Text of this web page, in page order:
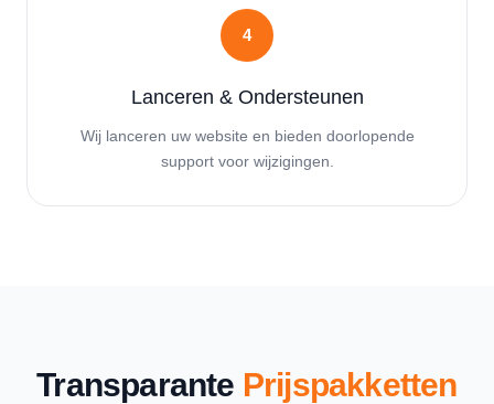
4
Lanceren & Ondersteunen
Wij lanceren uw website en bieden doorlopende
support voor wijzigingen.
Transparante Prijspakketten